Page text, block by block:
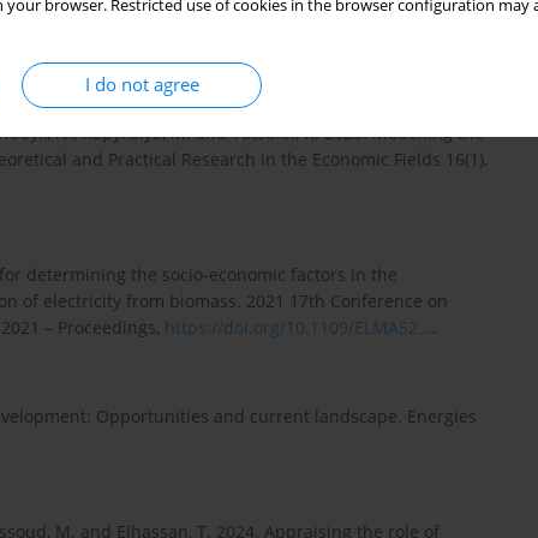
your browser. Restricted use of cookies in the browser configuration
I do not agree
of Cleaner Production 247,
N., Kapyrulya, M. and Yatsukh, R. 2025. Modelling the
and Practical Research in the Economic Fields 16(1),
determining the socio-economic factors in the
of electricity from biomass. 2021 17th Conference on
– Proceedings, https://doi.org/10.1109/ELMA52....
Opportunities and current landscape. Energies
M. and Elhassan, T. 2024. Appraising the role of